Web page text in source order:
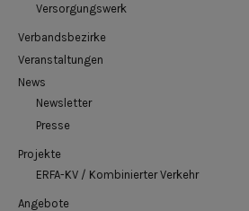
Versorgungswerk
Verbandsbezirke
Veranstaltungen
News
Newsletter
Presse
Projekte
ERFA-KV / Kombinierter Verkehr
Angebote